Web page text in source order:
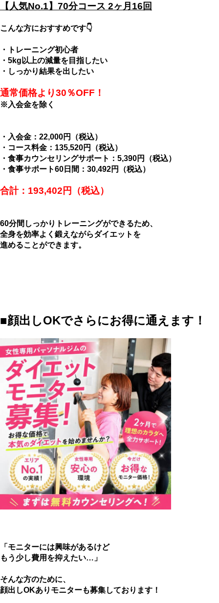
【人気No.1】70分コース 2ヶ月16回
こんな方におすすめです👇
・トレーニング初心者
・5kg以上の減量を目指したい
・しっかり結果を出したい
通常価格より30％OFF！
※入会金を除く
・入会金：22,000円（税込）
・コース料金：135,520円（税込）
・食事カウンセリングサポート：5,390円（税込）
・食事サポート60日間：30,492円（税込）
合計：193,402円（税込）
60分間しっかりトレーニングができるため、
全身を効率よく鍛えながらダイエットを
進めることができます。
■顔出しOKでさらにお得に通えます！
「モニターには興味があるけど
もう少し費用を抑えたい…」
そんな方のために、
顔出しOKありモニターも募集しております！